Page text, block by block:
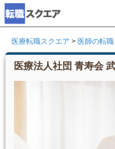
医療転職スクエア > 医師の転
医療法人社団 青寿会